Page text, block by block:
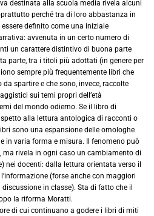
destinata alla scuola media rivela alcuni
perché tra di loro abbastanza in
definito come una iniziale
avvenuta in un certo numero di
un carattere distintivo di buona parte
parte, tra i titoli più adottati (in genere per
sempre più frequentemente libri che
spartire e che sono, invece, raccolte
sui temi propri dell’età
del mondo odierno. Se il libro di
alla lettura antologica di racconti o
sono una espansione delle omologhe
in varia forma e misura. Il fenomeno può
ma rivela in ogni caso un cambiamento di
nei docenti: dalla lettura orientata verso il
(forse anche con maggiori
in classe). Sta di fatto che il
la riforma Moratti.
di cui continuano a godere i libri di miti